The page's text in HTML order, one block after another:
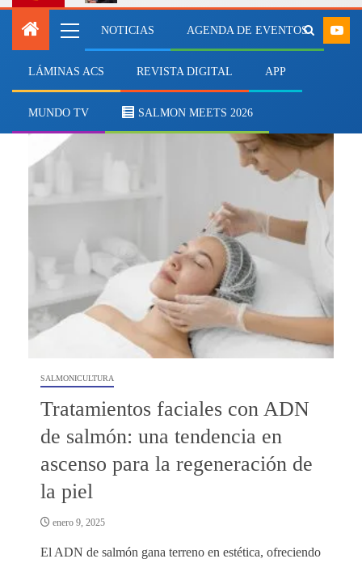
NOTICIAS AGENDA DE EVENTOS
LÁMINAS ACS REVISTA DIGITAL APP
MUNDO TV SALMON MEETS 2026
belleza
SALMONICULTURA
Tratamientos faciales con ADN
de salmón: una tendencia en
ascenso para la regeneración de
la piel
enero 9, 2025
El ADN de salmón gana terreno en estética, ofreciendo